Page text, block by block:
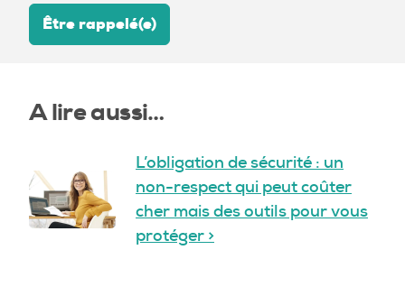
Être rappelé(e)
A lire aussi…
L’obligation de sécurité : un
non-respect qui peut coûter
cher mais des outils pour vous
protéger >